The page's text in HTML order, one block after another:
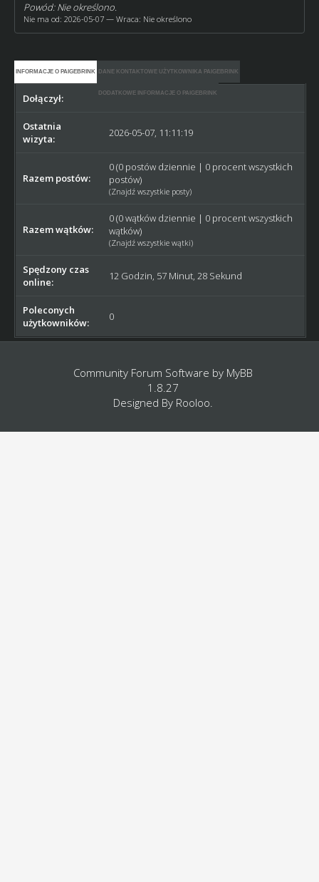
Powód: Nie określono.
Nie ma od: 2026-05-07 — Wraca: Nie określono
INFORMACJE O PAIGEBRINK DANE KONTAKTOWE UŻYTKOWNIKA PAIGEBRINK
DODATKOWE INFORMACJE O PAIGEBRINK
Dołączył: 2024-05-27
Ostatnia
wizyta:
2026-05-07, 11:11:19
Razem postów:
0 (0 postów dziennie | 0 procent wszystkich
postów)
(Znajdź wszystkie posty)
Razem wątków:
0 (0 wątków dziennie | 0 procent wszystkich
wątków)
(Znajdź wszystkie wątki)
Spędzony czas
online:
12 Godzin, 57 Minut, 28 Sekund
Poleconych
użytkowników:
0
Community Forum Software by MyBB
1.8.27
Designed By Rooloo.